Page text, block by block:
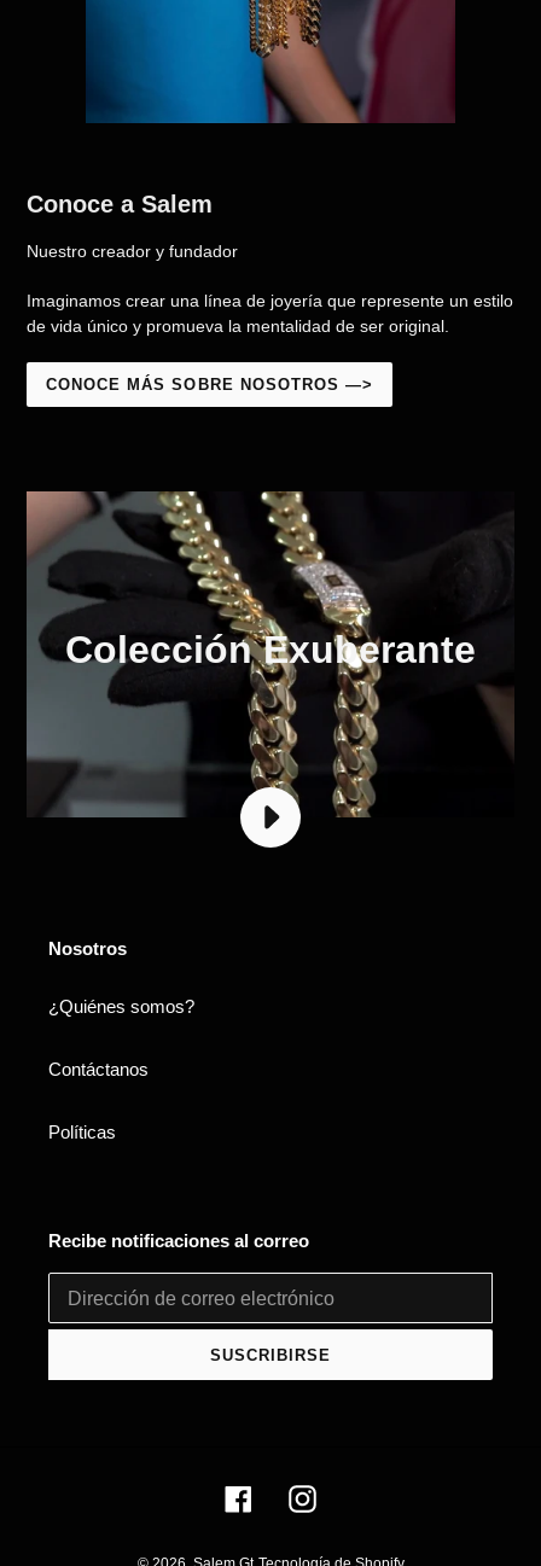
Conoce a Salem
Nuestro creador y fundador
Imaginamos crear una línea de joyería que represente un estilo
de vida único y promueva la mentalidad de ser original.
CONOCE MÁS SOBRE NOSOTROS —>
Colección Exuberante
REPRODUCIR
EL
Nosotros
¿Quiénes somos?
Contáctanos
Políticas
Recibe notificaciones al correo
SUSCRIBIRSE
FacebookInstagram